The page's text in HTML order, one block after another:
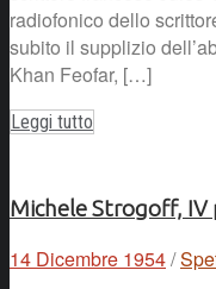
radiofonico dello
subito il supplizio
Khan Feofar, […]
Leggi tutto
Michele Strogoff, IV
14 Dicembre 1954/